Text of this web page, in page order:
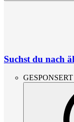
Suchst du nach
GESPONSERT